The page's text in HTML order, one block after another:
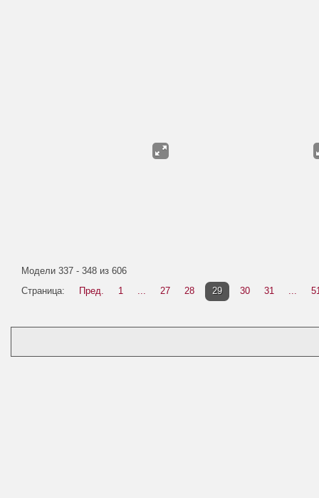
Модели 337 - 348 из 606
Страница:
Пред. 1 ... 27 28 29 30 31 ...